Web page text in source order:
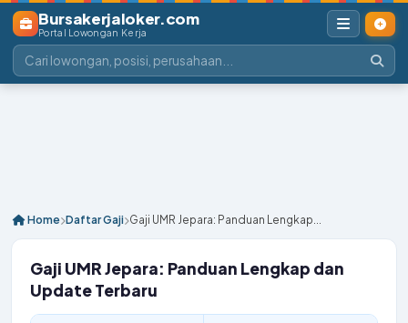
Bursakerjaloker.com
Portal Lowongan Kerja
Home Daftar Gaji Gaji UMR Jepara: Panduan Lengkap...
Gaji UMR Jepara: Panduan Lengkap dan
Update Terbaru